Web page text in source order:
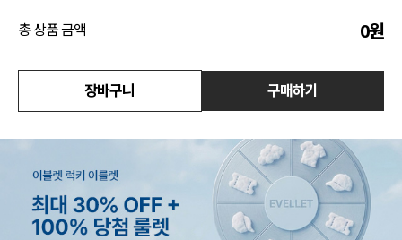
총 상품 금액 0원
장바구니 구매하기